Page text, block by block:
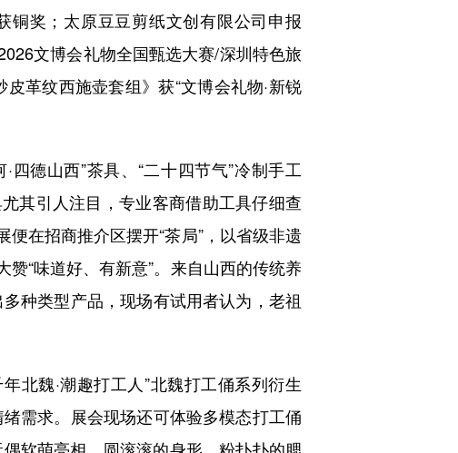
铜奖；太原豆豆剪纸文创有限公司申报
文博会礼物全国甄选大赛/深圳特色旅
革纹西施壶套组》获“文博会礼物·新锐
德山西”茶具、“二十四节气”冷制手工
其引人注目，专业客商借助工具仔细查
在招商推介区摆开“茶局”，以省级非遗
“味道好、有新意”。来自山西的传统养
种类型产品，现场有试用者认为，老祖
魏·潮趣打工人”北魏打工俑系列衍生
需求。展会现场还可体验多模态打工俑